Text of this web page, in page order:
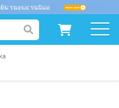
PHẨM
PHẨM DÀNH CHO CHÓ